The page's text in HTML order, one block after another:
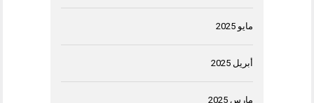
مايو 2025
أبريل 2025
مارس 2025